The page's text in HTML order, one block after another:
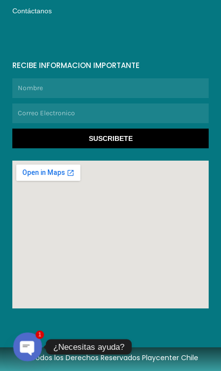
Contáctanos
RECIBE INFORMACION IMPORTANTE
SUSCRIBETE
© Todos los Derechos Reservados Playcenter Chile
¿Necesitas ayuda?
1